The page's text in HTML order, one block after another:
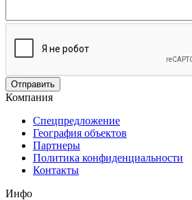
Компания
Спецпредложение
География объектов
Партнеры
Политика конфиденциальности
Контакты
Инфо